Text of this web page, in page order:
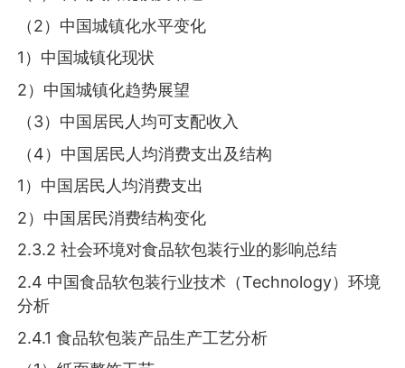
（2）中国城镇化水平变化
1）中国城镇化现状
2）中国城镇化趋势展望
（3）中国居民人均可支配收入
（4）中国居民人均消费支出及结构
1）中国居民人均消费支出
2）中国居民消费结构变化
2.3.2 社会环境对食品软包装行业的影响总结
2.4 中国食品软包装行业技术（Technology）环境
分析
2.4.1 食品软包装产品生产工艺分析